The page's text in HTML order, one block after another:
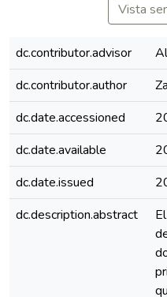
Vista
dc.contributor.advisor
dc.contributor.author
dc.date.accessioned
dc.date.available
dc.date.issued
dc.description.abstract